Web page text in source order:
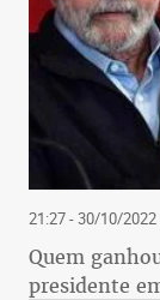
21:27 - 30/10/2022
Quem
presidente